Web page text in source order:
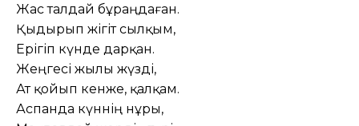
Жас талдай бұраңдаған.
Қыдырып жігіт сылқым,
Ерігіп күнде дарқан.
Жеңгесі жылы жүзді,
Ат қойып кенже, қалқам.
Аспанда күннің нұры,